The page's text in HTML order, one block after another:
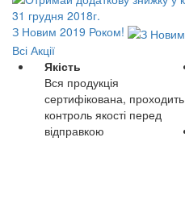
31 грудня 2018г.
З Новим 2019 Роком!
Всі Акції
Якість
Вся продукція
сертифікована, проходить
контроль якості перед
відправкою